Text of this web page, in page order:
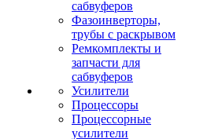
сабвуферов
Фазоинверторы,
трубы с раскрывом
Ремкомплекты и
запчасти для
сабвуферов
Усилители
Процессоры
Процессорные
усилители